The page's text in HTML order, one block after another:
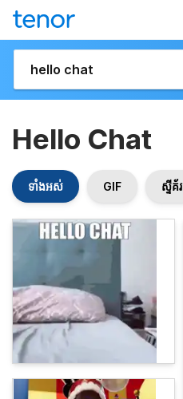
Hello Chat
ទាំងអស់ GIF ស្ទីគ័រ